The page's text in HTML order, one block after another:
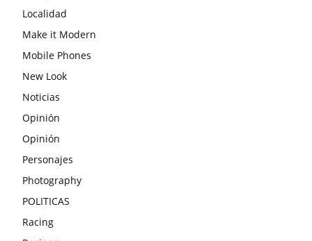
Localidad
Make it Modern
Mobile Phones
New Look
Noticias
Opinión
Opinión
Personajes
Photography
POLITICAS
Racing